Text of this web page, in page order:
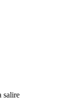
salire